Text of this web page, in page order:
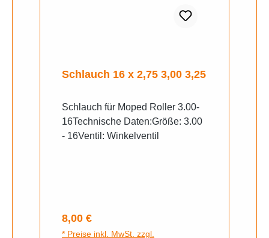
Schlauch 16 x 2,75 3,00 3,25
Schlauch für Moped Roller 3.00-
16Technische Daten:Größe: 3.00
- 16Ventil: Winkelventil
Regulärer Preis:
8,00 €
* Preise inkl. MwSt. zzgl.